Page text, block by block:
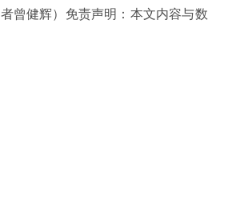
曾健辉）免责声明：本文内容与数